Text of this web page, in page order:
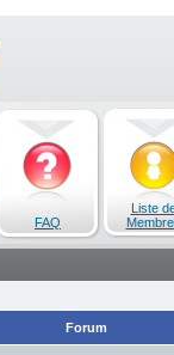
FAQ
Liste
Forum